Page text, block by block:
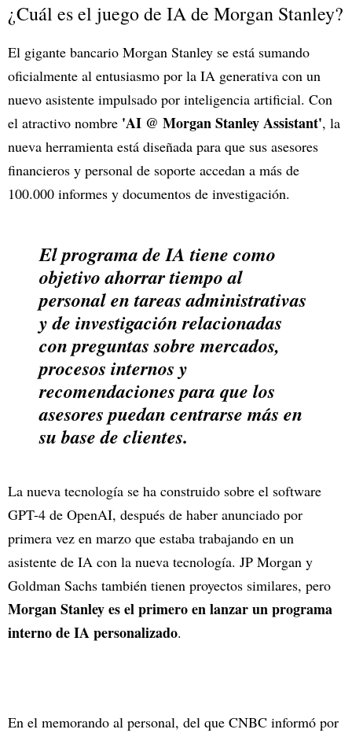
¿Cuál es el juego de IA de Morgan Stanley?
El gigante bancario Morgan Stanley se está sumando
oficialmente al entusiasmo por la IA generativa con un
nuevo asistente impulsado por inteligencia artificial. Con
el atractivo nombre 'AI @ Morgan Stanley Assistant', la
nueva herramienta está diseñada para que sus asesores
financieros y personal de soporte accedan a más de
100.000 informes y documentos de investigación.
El programa de IA tiene como
objetivo ahorrar tiempo al
personal en tareas administrativas
y de investigación relacionadas
con preguntas sobre mercados,
procesos internos y
recomendaciones para que los
asesores puedan centrarse más en
su base de clientes.
La nueva tecnología se ha construido sobre el software
GPT-4 de OpenAI, después de haber anunciado por
primera vez en marzo que estaba trabajando en un
asistente de IA con la nueva tecnología. JP Morgan y
Goldman Sachs también tienen proyectos similares, pero
Morgan Stanley es el primero en lanzar un programa
interno de IA personalizado.
En el memorando al personal, del que CNBC informó por